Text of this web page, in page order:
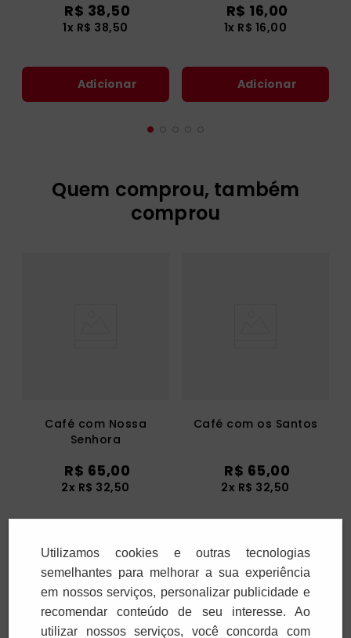
R$ 38,50
1x R$ 38,50
Adicionar
R$ 16,00
1x R$ 16,00
Adicionar
Quem comprou, também
comprou
Café com Nossa
Senhora
R$ 65,00
2x R$ 32,50
Café com os Santos
R$ 65,00
2x R$ 32,50
Utilizamos cookies e outras tecnologias
semelhantes para melhorar a sua experiência
em nossos serviços, personalizar publicidade e
recomendar conteúdo de seu interesse. Ao
utilizar nossos serviços, você concorda com